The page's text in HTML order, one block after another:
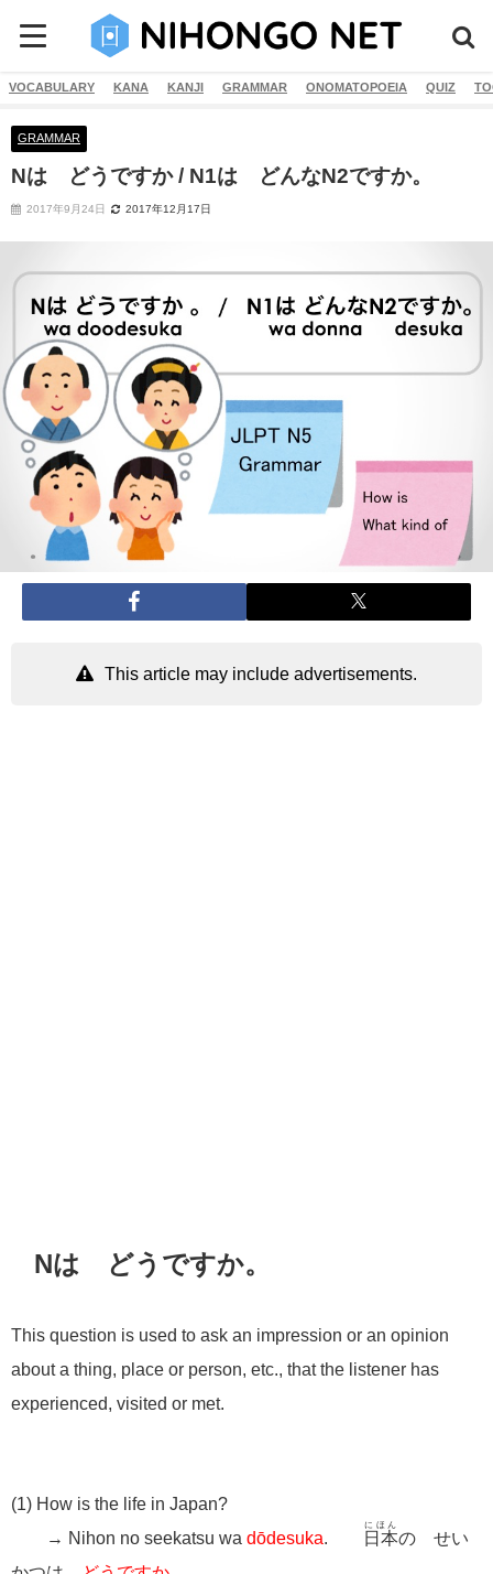
VOCABULARY KANA KANJI GRAMMAR ONOMATOPOEIA QUIZ
GRAMMAR
Nは どうですか / N1は どんなN2ですか。
2017年9月24日 2017年12月17日
This article may include advertisements.
Nは どうですか。
This question is used to ask an impression or an opinion
about a thing, place or person, etc., that the listener has
experienced, visited or met.
(1) How is the life in Japan?
→ Nihon no seekatsu wa dōdesuka 日本
にほん
の せい